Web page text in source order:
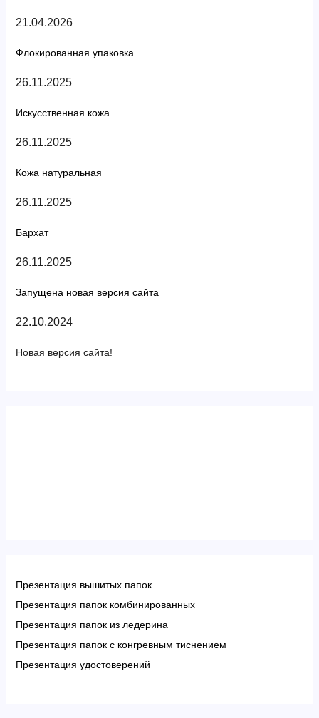
21.04.2026
Флокированная упаковка
26.11.2025
Искусственная кожа
26.11.2025
Кожа натуральная
26.11.2025
Бархат
26.11.2025
Запущена новая версия сайта
22.10.2024
Новая версия сайта!
Презентация вышитых папок
Презентация папок комбинированных
Презентация папок из ледерина
Презентация папок с конгревным тиснением
Презентация удостоверений